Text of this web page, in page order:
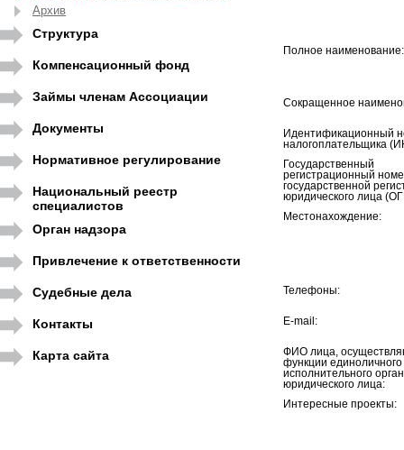
Архив
Структура
Компенсационный фонд
Займы членам Ассоциации
Документы
Нормативное регулирование
Национальный реестр
специалистов
Орган надзора
Привлечение к ответственности
Судебные дела
Контакты
Карта сайта
Полное наименование:
Сокращенное
Идентификационный
налогоплательщика
Государственный
регистрационный
государственной
юридического лица
Местонахождение:
Телефоны:
E-mail:
ФИО лица,
функции единоличного
исполнительного
юридического лица:
Интересные проекты: